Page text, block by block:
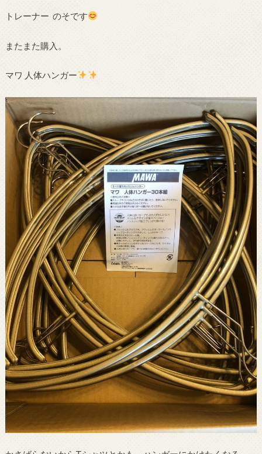
トレーナー のそです
またまた購入。
マワ 人体ハンガー